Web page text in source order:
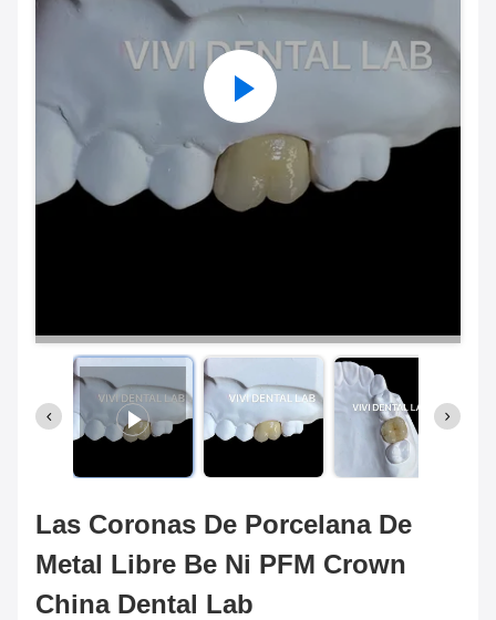
Las Coronas De Porcelana De
Metal Libre Be Ni PFM Crown
China Dental Lab